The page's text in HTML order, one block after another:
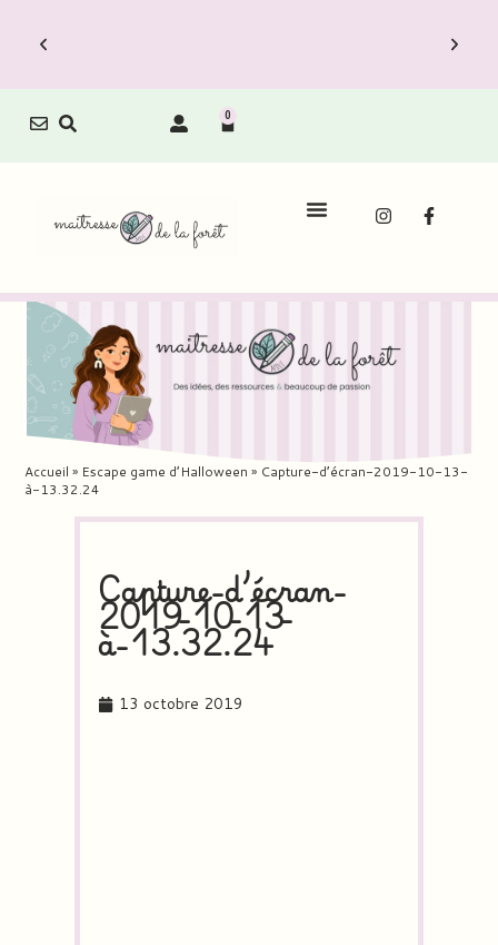
0
Accueil » Escape game d’Halloween » Capture-d’écran-2019-10-13-
à-13.32.24
Capture-d’écran-
2019-10-13-
à-13.32.24
13 octobre 2019